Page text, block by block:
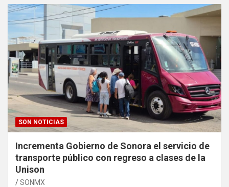
SON NOTICIAS
Incrementa Gobierno de Sonora el servicio de
transporte público con regreso a clases de la
Unison
SONMX